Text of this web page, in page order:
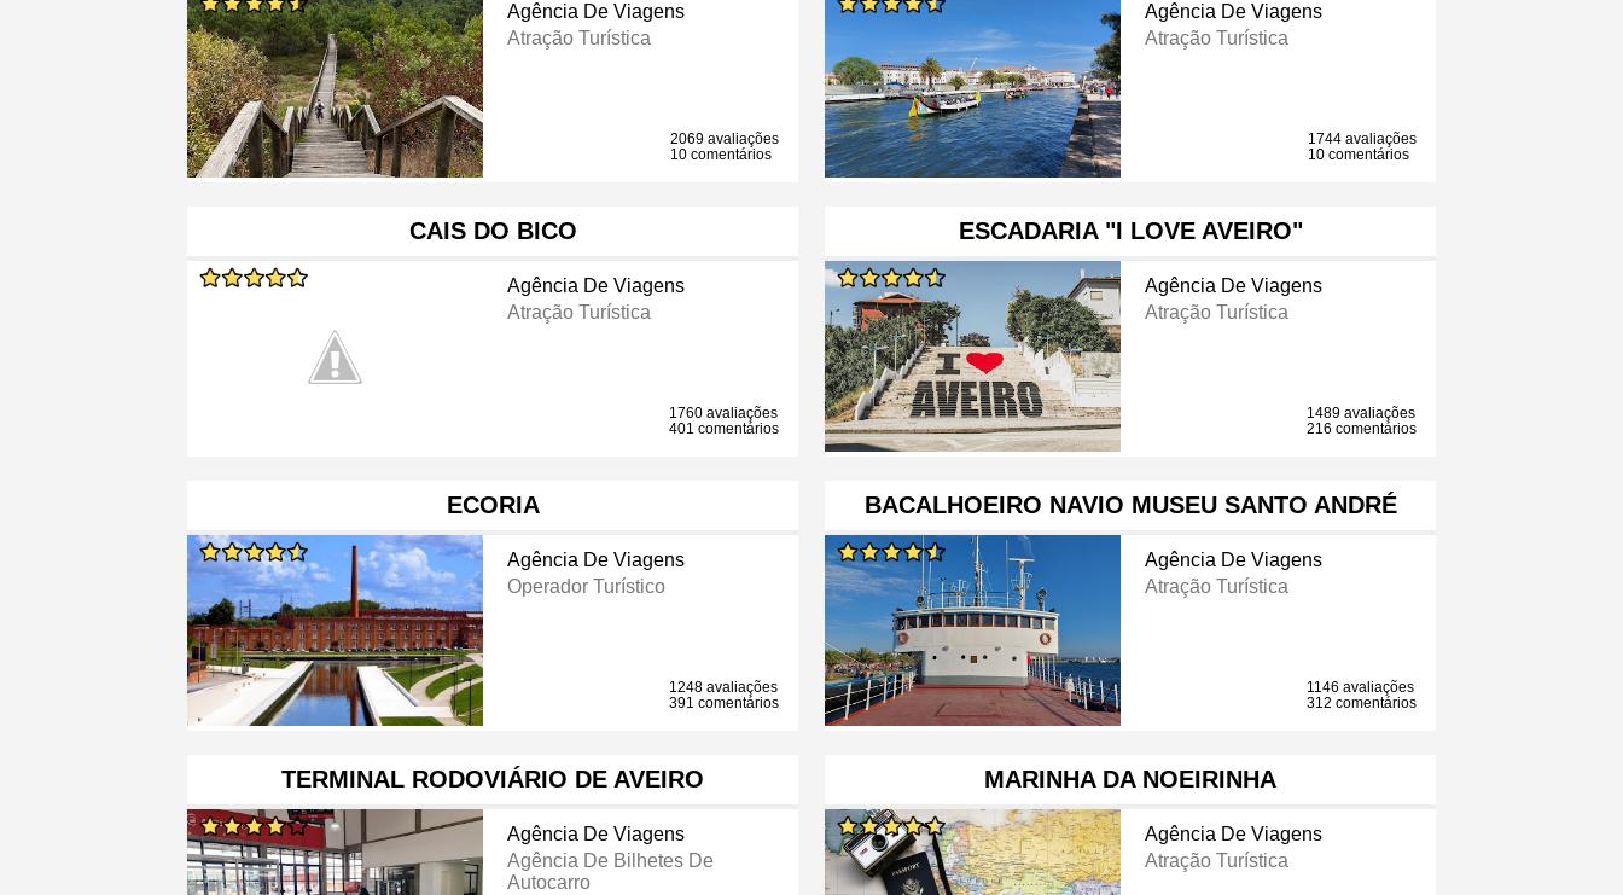
Agência De Viagens
Atração Turística
2069 avaliações
10 comentários
Agência De Viagens
Atração Turística
1744 avaliações
10 comentários
CAIS DO BICO
Agência De Viagens
Atração Turística
1760 avaliações
401 comentários
ESCADARIA "I LOVE AVEIRO"
Agência De Viagens
Atração Turística
1489 avaliações
216 comentários
ECORIA
Agência De Viagens
Operador Turístico
1248 avaliações
391 comentários
BACALHOEIRO NAVIO MUSEU SANTO ANDRÉ
Agência De Viagens
Atração Turística
1146 avaliações
312 comentários
TERMINAL RODOVIÁRIO DE AVEIRO
Agência De Viagens
Agência De Bilhetes De
Autocarro
MARINHA DA NOEIRINHA
Agência De Viagens
Atração Turística